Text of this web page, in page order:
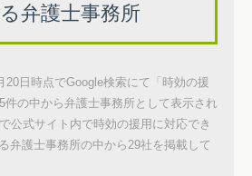
弁護士事務所
日時点でGoogle検索にて「時効の援
件の中から弁護士事務所として表示され
公式サイト内で時効の援用に対応でき
弁護士事務所の中から29社を掲載して